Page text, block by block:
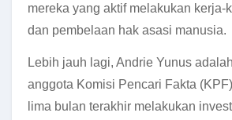
mereka yang aktif melakukan kerja-
dan pembelaan hak asasi manusia.
Lebih jauh lagi, Andrie Yunus
anggota Komisi Pencari Fakta
lima bulan terakhir melakukan